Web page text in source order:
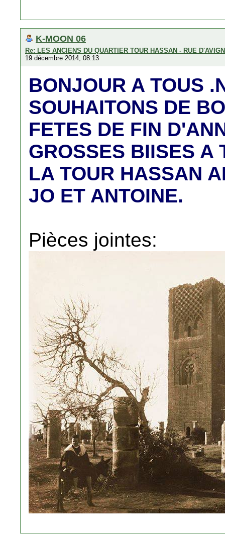
K-MOON 06
Re: LES ANCIENS DU QUARTIER TOUR HASSAN - RUE
19 décembre 2014, 08:13
BONJOUR A TOUS
SOUHAITONS DE
FETES DE FIN
GROSSES BIISES A
LA TOUR HASSAN
JO ET ANTOINE.
Pièces jointes: